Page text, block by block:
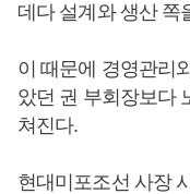
데다 설계와 생산 쪽
이 때문에 경영관리
았던 권 부회장보다
쳐진다.
현대미포조선 사장